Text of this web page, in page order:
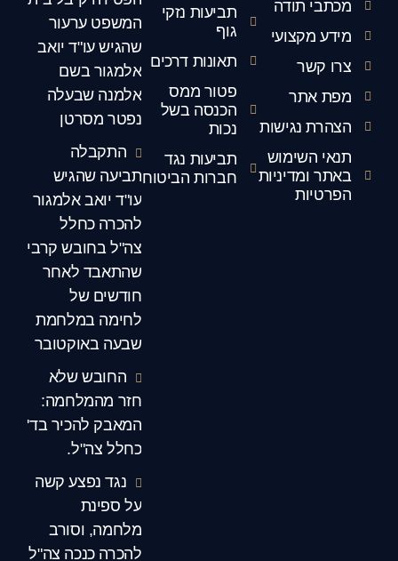
המשפט ערעור
שהגיש עו"ד יואב
אלמגור בשם
אלמנה שבעלה
נפטר מסרטן
התקבלה
תביעה שהגיש
עו"ד יואב אלמגור
להכרה כחלל
צה"ל בחובש קרבי
שהתאבד לאחר
חודשים של
לחימה במלחמת
שבעה באוקטובר
החובש שלא
חזר מהמלחמה:
המאבק להכיר בד'
כחלל צה"ל.
נגד נפצע קשה
על ספינת
מלחמה, וסורב
להכרה כנכה צה"ל
תביעות נזקי
גוף
תאונות דרכים
פטור ממס
הכנסה בשל
נכות
תביעות נגד
חברות הביטוח
מכתבי תודה
מידע מקצועי
צרו קשר
מפת אתר
הצהרת נגישות
תנאי השימוש
באתר ומדיניות
הפרטיות